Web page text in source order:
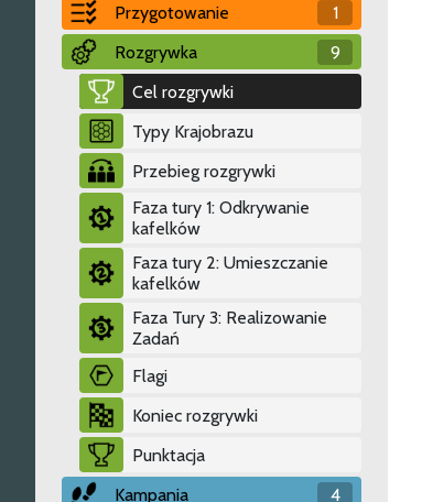
Przygotowanie
1
Rozgrywka
9
Cel rozgrywki
Typy Krajobrazu
Przebieg rozgrywki
Faza tury 1: Odkrywanie
kafelków
Faza tury 2: Umieszczanie
kafelków
Faza Tury 3: Realizowanie
Zadań
Flagi
Koniec rozgrywki
Punktacja
Kampania
4